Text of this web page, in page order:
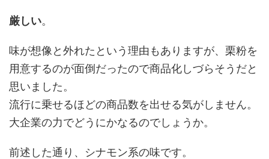
厳しい。
味が想像と外れたという理由もありますが、栗粉を
用意するのが面倒だったので商品化しづらそうだと
思いました。
流行に乗せるほどの商品数を出せる気がしません。
大企業の力でどうにかなるのでしょうか。
前述した通り、シナモン系の味です。